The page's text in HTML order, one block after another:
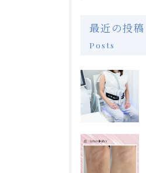
最近の投稿
Posts